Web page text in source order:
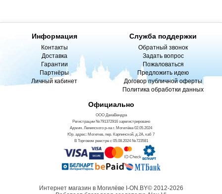
Информация
Контакты
Доставка
Гарантии
Партнёры
Личный кабинет
Служба поддержки
Обратный звонок
Задать вопрос
Пожаловаться
Предложить идею
Договор публичной оферты
Политика обработки данных
Официально
ООО ДанаВендра
Регистрации №791372916 зарегистрировано
Админ. Ленинского р-на г. Могилёва 02.05.2024
Юр. адрес: Могилев, пер. Карпинской, д.2А, каб 7
В Торговом реестре с 05.08.2024 №723581
Интернет магазин в Могилёве I-ON.BY© 2012-2026